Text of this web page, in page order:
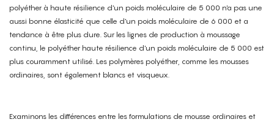
polyéther à haute résilience d'un poids moléculaire de 5 000 n'a pas une
aussi bonne élasticité que celle d'un poids moléculaire de 6 000 et a
tendance à être plus dure. Sur les lignes de production à moussage
continu, le polyéther haute résilience d'un poids moléculaire de 5 000 est
plus couramment utilisé. Les polymères polyéther, comme les mousses
ordinaires, sont également blancs et visqueux.
Examinons les différences entre les formulations de mousse ordinaires et